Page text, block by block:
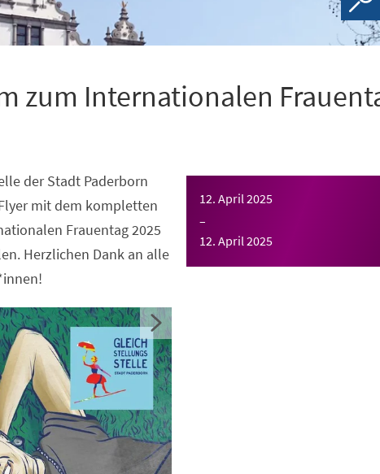
zum Internationalen
12. April 2025
–
12. April 2025
der Stadt Paderborn
mit dem kompletten
Frauentag 2025
Herzlichen Dank an alle